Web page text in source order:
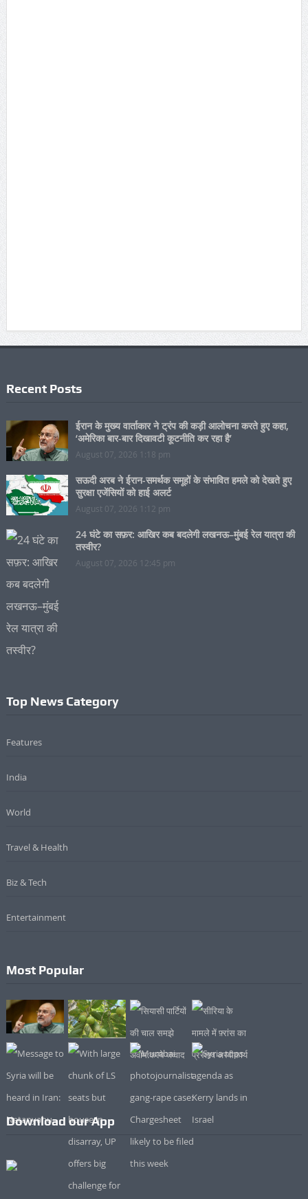
Recent Posts
ईरान के मुख्य वार्ताकार ने ट्रंप की कड़ी आलोचना करते हुए कहा,
‘अमेरिका बार-बार दिखावटी कूटनीति कर रहा है’
August 07, 2026 1:18 pm
सऊदी अरब ने ईरान-समर्थक समूहों के संभावित हमले को देखते हुए
सुरक्षा एजेंसियों को हाई अलर्ट
August 07, 2026 1:12 pm
24 घंटे का सफ़र: आखिर कब बदलेगी लखनऊ–मुंबई रेल यात्रा की
तस्वीर?
August 07, 2026 12:45 pm
Top News Category
Features
India
World
Travel & Health
Biz & Tech
Entertainment
Most Popular
Download our App